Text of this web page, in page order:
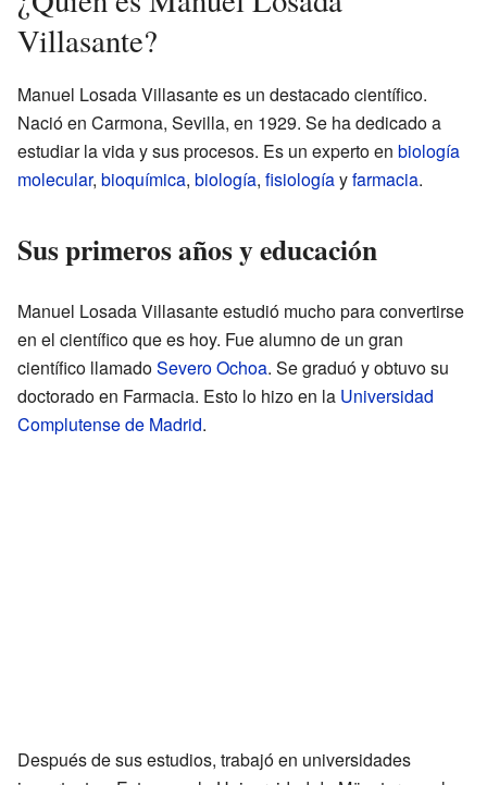
Villasante?
Manuel Losada Villasante es un destacado científico.
Nació en Carmona, Sevilla, en 1929. Se ha dedicado a
estudiar la vida y sus procesos. Es un experto en biología
molecular, bioquímica, biología, fisiologíayfarmacia.
Sus primeros años y educación
Manuel Losada Villasante estudió mucho para convertirse
en el científico que es hoy. Fue alumno de un gran
científico llamadoSevero Ochoa. Se graduó y obtuvo su
doctorado en Farmacia. Esto lo hizo en la Universidad
Complutense de Madrid.
Después de sus estudios, trabajó en universidades